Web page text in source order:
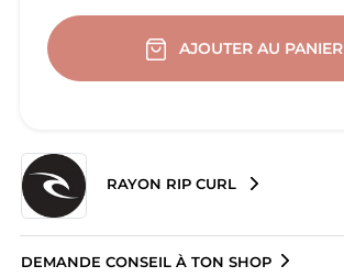
AJOUTER AU PANIER
RAYON RIP CURL
DEMANDE CONSEIL À TON SHOP